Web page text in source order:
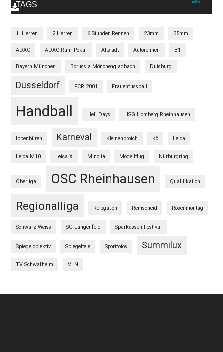
TAGS
1. Herren 2.Herren 6 Stunden Rennen 23mm 35mm
ADAC ADAC Ruhr Pokal Altstadt Autorennen B1
Bayern München Borussia Mönchengladbach Duisburg
Düsseldorf FCR 2001 Frauenfussball
Handball Heli Days HSG Homberg Rheinhausen
Ibbenbüren Karneval Kleinenbroich Kö Leica
Leica M10 Leica X Minolta Modellflug Nürburgring
Oberliga OSC Rheinhausen Qualifikation
Regionalliga Relegation Remscheid Rosenmontag
Schwarz Weiss SG Langenfeld Sparkassen Festival
Spiegelobjektiv Spiegeltele Sportfotos Summilux
TV Schwafheim VLN